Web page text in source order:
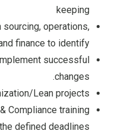
keeping
operations,
finance to identify
successful
changes.
Lean projects
Compliance training
defined deadlines